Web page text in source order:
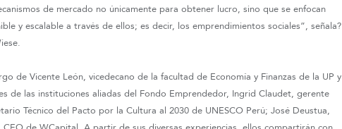
de mercado no únicamente para obtener lucro, sino que se enfocan
y escalable a través de ellos; es decir, los emprendimientos sociales”, señala?
de Vicente León, vicedecano de la facultad de Economía y Finanzas de la UP y
de las instituciones aliadas del Fondo Emprendedor, Ingrid Claudet, gerente
Técnico del Pacto por la Cultura al 2030 de UNESCO Perú; José Deustua,